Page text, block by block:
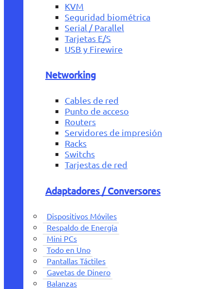
KVM
Seguridad biométrica
Serial / Parallel
Tarjetas E/S
USB y Firewire
Networking
Cables de red
Punto de acceso
Routers
Servidores de impresión
Racks
Switchs
Tarjestas de red
Adaptadores / Conversores
Dispositivos Móviles
Respaldo de Energía
Mini PCs
Todo en Uno
Pantallas Táctiles
Gavetas de Dinero
Balanzas